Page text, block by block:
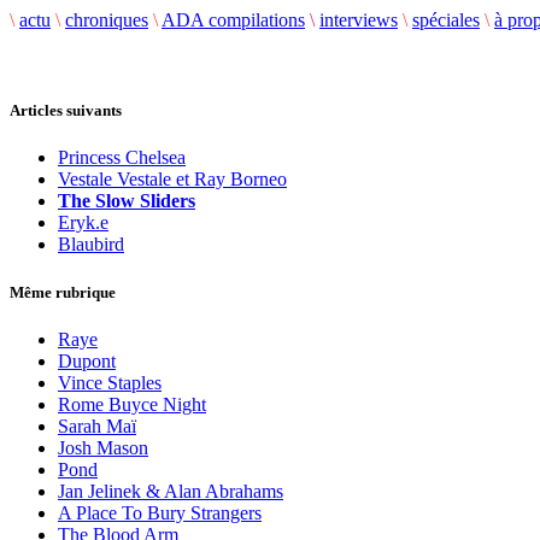
\ actu \ chroniques \ ADA compilations \ interviews \ spéciales \ à
Articles suivants
Princess Chelsea
Vestale Vestale et Ray Borneo
The Slow Sliders
Eryk.e
Blaubird
Même rubrique
Raye
Dupont
Vince Staples
Rome Buyce Night
Sarah Maï
Josh Mason
Pond
Jan Jelinek & Alan Abrahams
A Place To Bury Strangers
The Blood Arm